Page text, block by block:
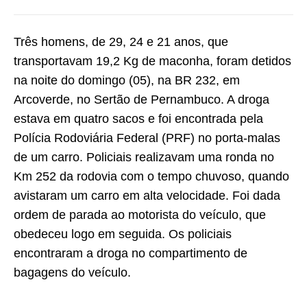
Três homens, de 29, 24 e 21 anos, que
transportavam 19,2 Kg de maconha, foram detidos
na noite do domingo (05), na BR 232, em
Arcoverde, no Sertão de Pernambuco. A droga
estava em quatro sacos e foi encontrada pela
Polícia Rodoviária Federal (PRF) no porta-malas
de um carro. Policiais realizavam uma ronda no
Km 252 da rodovia com o tempo chuvoso, quando
avistaram um carro em alta velocidade. Foi dada
ordem de parada ao motorista do veículo, que
obedeceu logo em seguida. Os policiais
encontraram a droga no compartimento de
bagagens do veículo.